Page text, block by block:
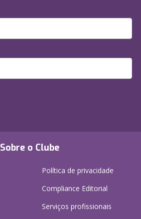
Sobre o Clube
Política de privacidade
Compliance Editorial
Serviços profissionais